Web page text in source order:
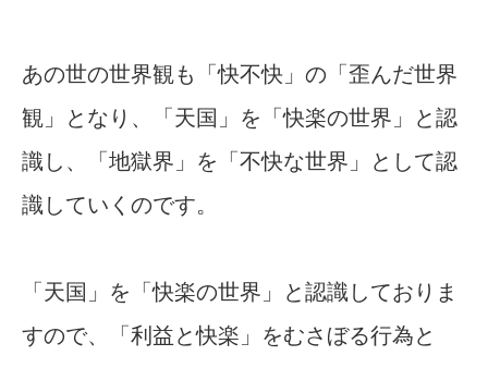
あの世の世界観も「快不快」の「歪んだ世界
観」となり、「天国」を「快楽の世界」と認
識し、「地獄界」を「不快な世界」として認
識していくのです。
「天国」を「快楽の世界」と認識しておりま
すので、「利益と快楽」をむさぼる行為と